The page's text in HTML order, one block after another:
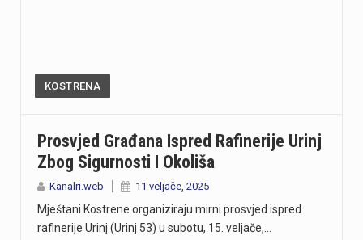
KOSTRENA
Prosvjed Građana Ispred Rafinerije Urinj
Zbog Sigurnosti I Okoliša
Kanalri.web 11 veljače, 2025
Mještani Kostrene organiziraju mirni prosvjed ispred
rafinerije Urinj (Urinj 53) u subotu, 15. veljače,…